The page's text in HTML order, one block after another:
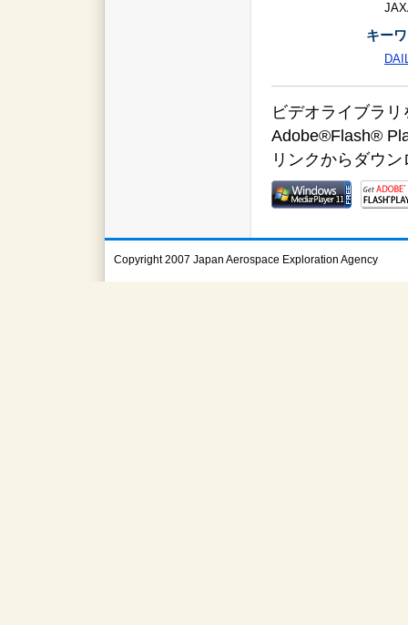
キー
ビデオライブラ
Adobe®Flash®
リンクからダウ
Copyright 2007 Japan Aerospace Exploration Agency